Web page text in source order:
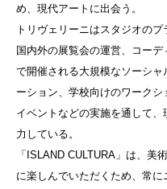
め、現代アートに出会う。
トリヴェリーニはスタジオの
国内外の展覧会の運営、コー
で開催される大規模なソーシ
ーション、学校向けのワーク
イベントなどの実施を通して
力している。
「ISLAND CULTURA」は、美
に楽しんでいただくため、常